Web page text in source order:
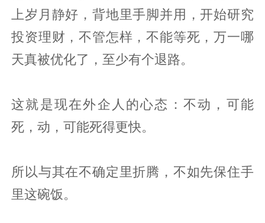
上岁月静好，背地里手脚并用，开始研究
投资理财，不管怎样，不能等死，万一哪
天真被优化了，至少有个退路。
这就是现在外企人的心态：不动，可能
死，动，可能死得更快。
所以与其在不确定里折腾，不如先保住手
里这碗饭。